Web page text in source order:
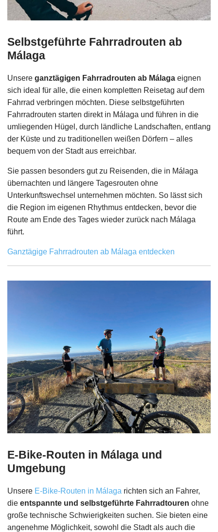
Selbstgeführte Fahrradrouten ab
Málaga
Unsere ganztägigen Fahrradrouten ab Málaga eignen
sich ideal für alle, die einen kompletten Reisetag auf dem
Fahrrad verbringen möchten. Diese selbstgeführten
Fahrradrouten starten direkt in Málaga und führen in die
umliegenden Hügel, durch ländliche Landschaften, entlang
der Küste und zu traditionellen weißen Dörfern – alles
bequem von der Stadt aus erreichbar.
Sie passen besonders gut zu Reisenden, die in Málaga
übernachten und längere Tagesrouten ohne
Unterkunftswechsel unternehmen möchten. So lässt sich
die Region im eigenen Rhythmus entdecken, bevor die
Route am Ende des Tages wieder zurück nach Málaga
führt.
Ganztägige Fahrradrouten ab Málaga entdecken
E-Bike-Routen in Málaga und
Umgebung
Unsere E-Bike-Routen in Málaga richten sich an Fahrer,
die entspannte und selbstgeführte Fahrradtouren ohne
große technische Schwierigkeiten suchen. Sie bieten eine
angenehme Möglichkeit, sowohl die Stadt als auch die